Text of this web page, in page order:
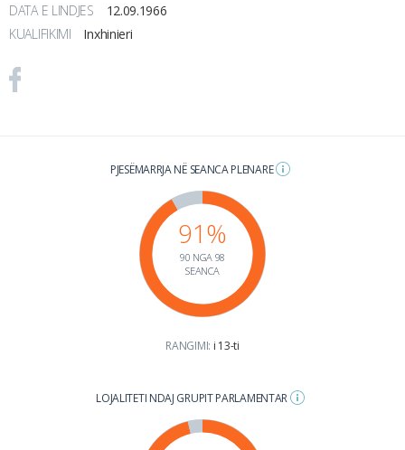
DATA E LINDJES
12.09.1966
KUALIFIKIMI
Inxhinieri
PJESËMARRJA NË SEANCA PLENARE
91%
90 NGA 98
SEANCA
RANGIMI: i 13-ti
LOJALITETI NDAJ GRUPIT PARLAMENTAR